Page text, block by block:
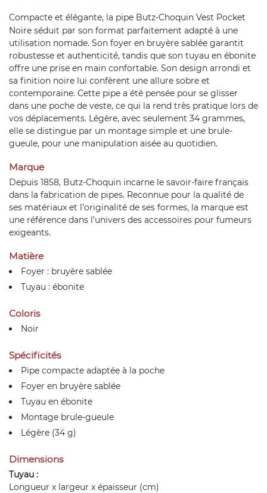
Compacte et élégante, la pipe Butz-Choquin Vest Pocket
Noire séduit par son format parfaitement adapté à une
utilisation nomade. Son foyer en bruyère sablée garantit
robustesse et authenticité, tandis que son tuyau en ébonite
offre une prise en main confortable. Son design arrondi et
sa finition noire lui confèrent une allure sobre et
contemporaine. Cette pipe a été pensée pour se glisser
dans une poche de veste, ce qui la rend très pratique lors de
vos déplacements. Légère, avec seulement 34 grammes,
elle se distingue par un montage simple et une brule-
gueule, pour une manipulation aisée au quotidien.
Marque
Depuis 1858, Butz-Choquin incarne le savoir-faire français
dans la fabrication de pipes. Reconnue pour la qualité de
ses matériaux et l’originalité de ses formes, la marque est
une référence dans l’univers des accessoires pour fumeurs
exigeants.
Matière
Foyer : bruyère sablée
Tuyau : ébonite
Coloris
Noir
Spécificités
Pipe compacte adaptée à la poche
Foyer en bruyère sablée
Tuyau en ébonite
Montage brule-gueule
Légère (34 g)
Dimensions
Tuyau :
Longueur x largeur x épaisseur (cm)